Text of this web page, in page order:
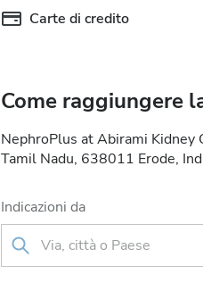
Carte di credito
Come raggiungere
NephroPlus at Abirami Kidney
Tamil Nadu, 638011 Erode,
Indicazioni da